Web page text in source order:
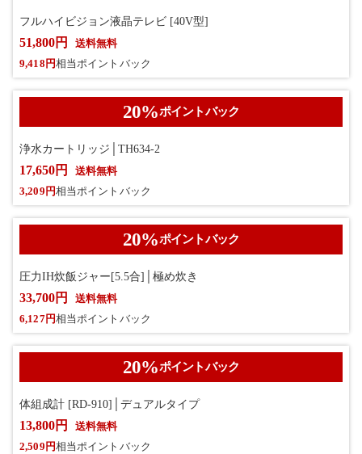
フルハイビジョン液晶テレビ [40V型]
51,800円
送料無料
9,418円相当ポイントバック
20%ポイントバック
浄水カートリッジ│TH634-2
17,650円
送料無料
3,209円相当ポイントバック
20%ポイントバック
圧力IH炊飯ジャー[5.5合]│極め炊き
33,700円
送料無料
6,127円相当ポイントバック
20%ポイントバック
体組成計 [RD-910]│デュアルタイプ
13,800円
送料無料
2,509円相当ポイントバック